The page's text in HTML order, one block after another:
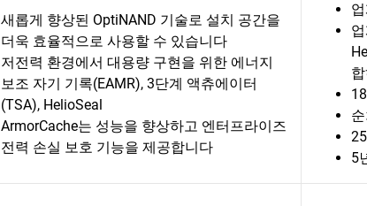
새롭게 향상된 OptiNAND 기술로 설치 공간을
더욱 효율적으로 사용할 수 있습니다
저전력 환경에서 대용량 구현을 위한 에너지
보조 자기 기록(EAMR), 3단계 액츄에이터
(TSA), HelioSeal
ArmorCache는 성능을 향상하고 엔터프라이즈
전력 손실 보호 기능을 제공합니다
5